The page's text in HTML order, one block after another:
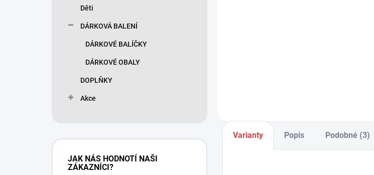
Děti
DÁRKOVÁ BALENÍ
DÁRKOVÉ BALÍČKY
DÁRKOVÉ OBALY
DOPLŇKY
Akce
JAK NÁS HODNOTÍ NAŠI
ZÁKAZNÍCI?
Varianty Popis Podobné (3)